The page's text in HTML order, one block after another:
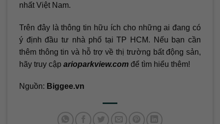
nhất Việt Nam.
Trên đây là thông tin hữu ích cho những ai đang có
ý định đầu tư nhà phố tại TP HCM. Nếu bạn cần
thêm thông tin và hỗ trợ về thị trường bất động sản,
hãy truy cập arioparkview.com để tìm hiểu thêm!
Nguồn: Biggee.vn